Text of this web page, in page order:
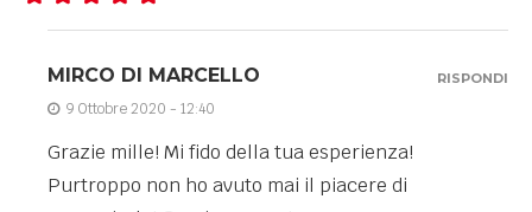
MIRCO DI MARCELLO
9 Ottobre 2020 - 12:40
Grazie mille! Mi fido della tua esperienza!
Purtroppo non ho avuto mai il piacere di
RISPONDI